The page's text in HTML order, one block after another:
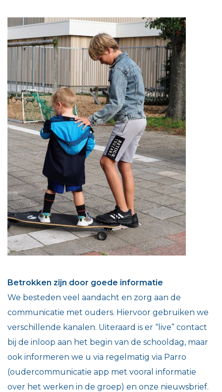
Betrokken zijn door goede informatie
We besteden veel aandacht en zorg aan de
communicatie met ouders. Hiervoor gebruiken we
verschillende kanalen. Uiteraard is er “live” contact
bij de inloop aan het begin van de schooldag, maar
ook informeren we u via regelmatig via Parro
(oudercommunicatie app met vooral informatie
over het werken in de groep) en onze nieuwsbrief.